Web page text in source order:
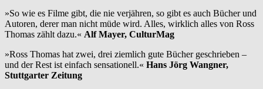
»So wie es Filme gibt, die nie verjähren, so gibt es auch Bücher und
Autoren, derer man nicht müde wird. Alles, wirklich alles von Ross
Thomas zählt dazu.« Alf Mayer, CulturMag
»Ross Thomas hat zwei, drei ziemlich gute Bücher geschrieben –
und der Rest ist einfach sensationell.« Hans Jörg Wangner,
Stuttgarter Zeitung